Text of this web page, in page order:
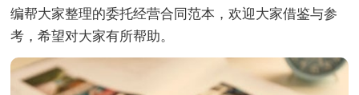
编帮大家整理的委托经营合同范本，欢迎大家借鉴与参
考，希望对大家有所帮助。